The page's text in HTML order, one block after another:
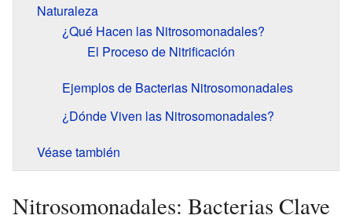
Naturaleza
¿Qué Hacen las Nitrosomonadales?
El Proceso de Nitrificación
Ejemplos de Bacterias Nitrosomonadales
¿Dónde Viven las Nitrosomonadales?
Véase también
Nitrosomonadales: Bacterias Clave